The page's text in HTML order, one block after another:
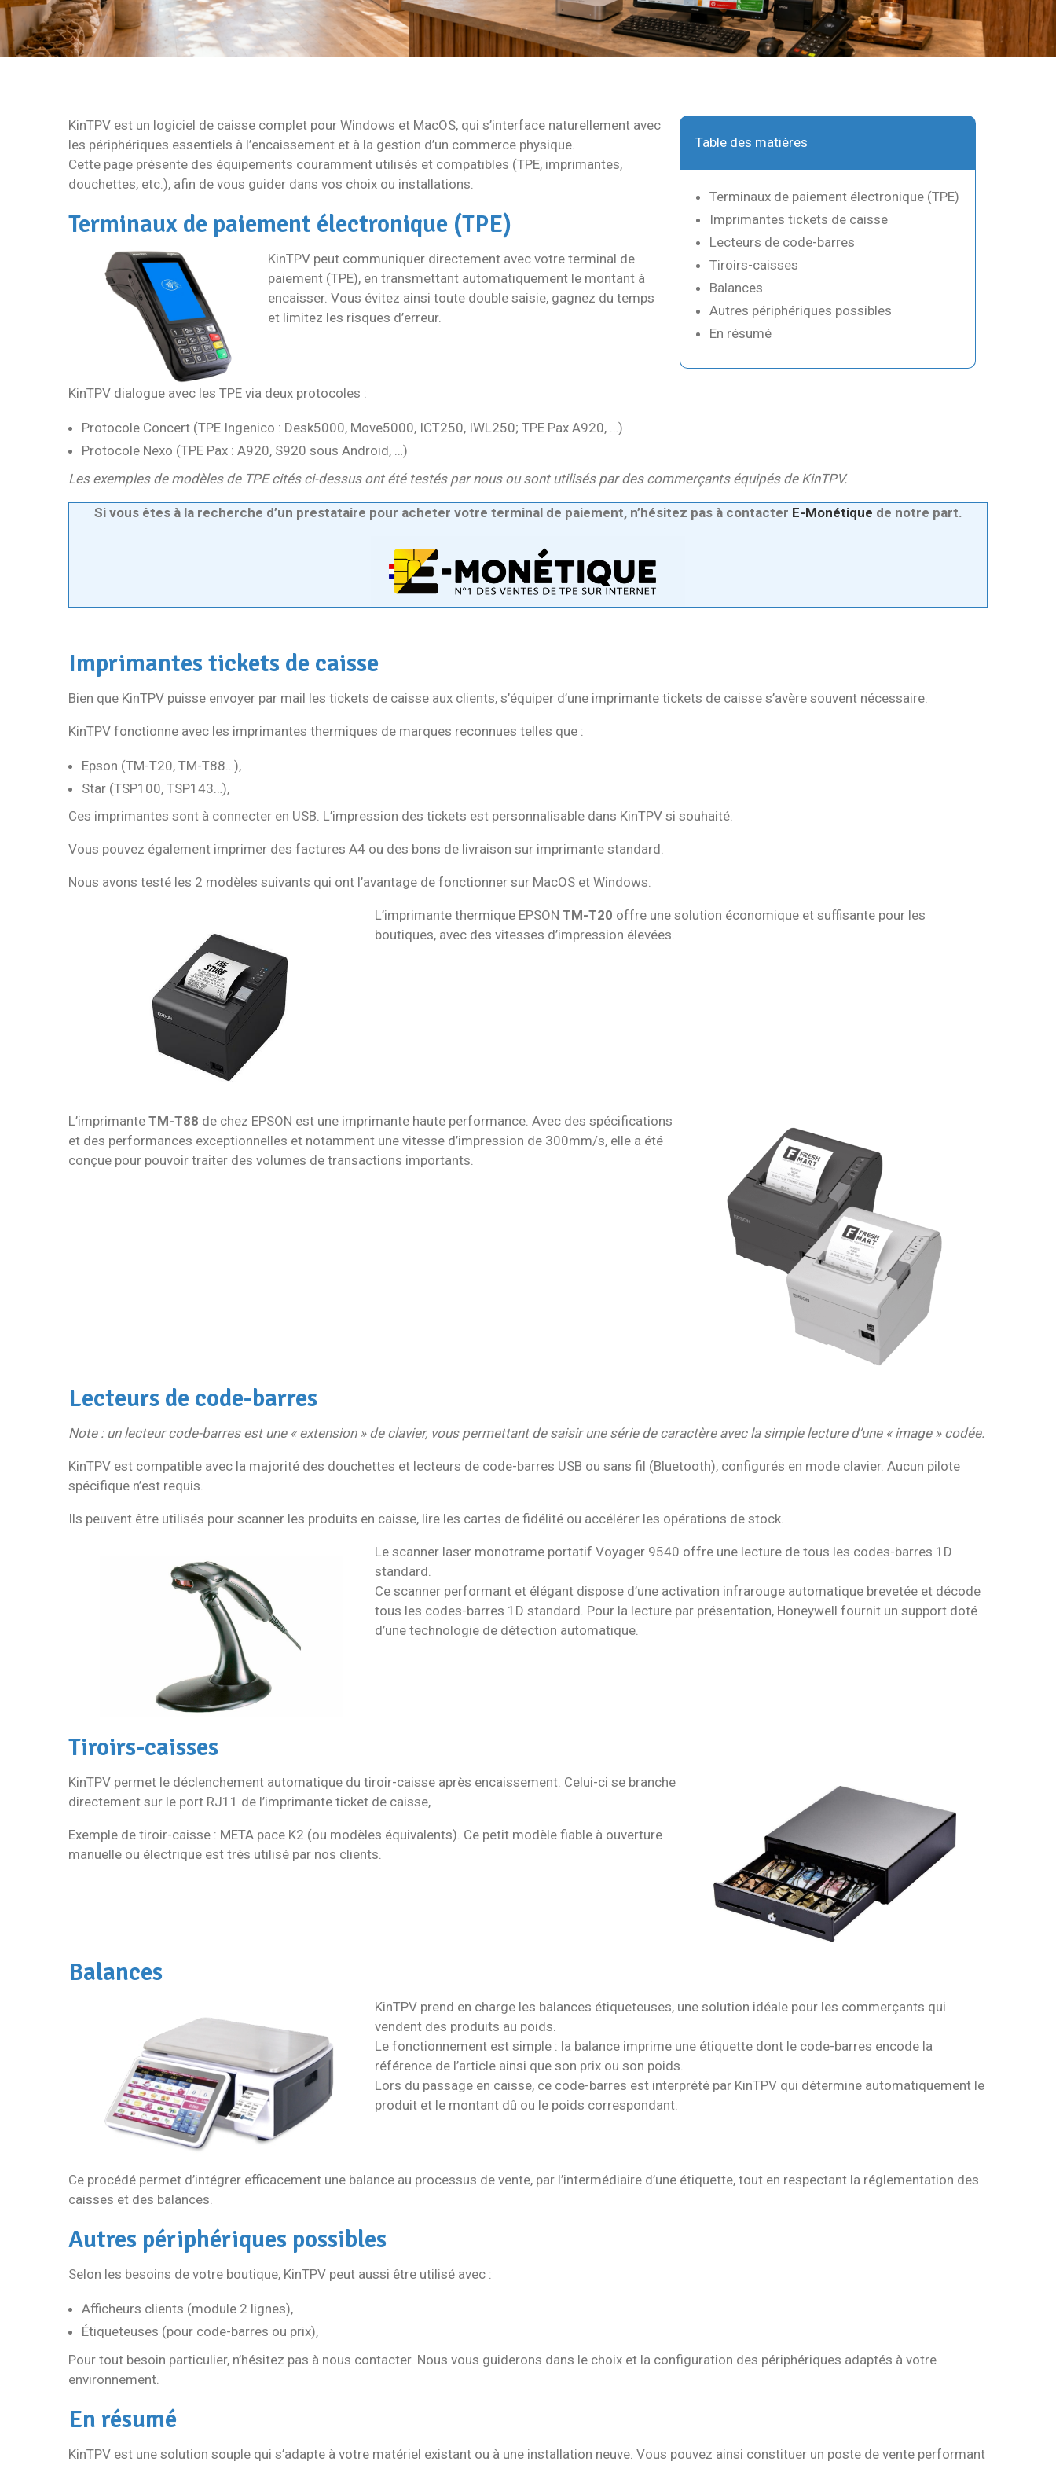
Table of Contents
Terminaux de paiement électronique (TPE)
Imprimantes tickets de caisse
Lecteurs de code-barres
Tiroirs-caisses
Balances
Autres périphériques possibles
En résumé
KinTPV est un logiciel de caisse complet pour Windows et MacOS, qui s’interface naturellement avec
les périphériques essentiels à l’encaissement et à la gestion d’un commerce physique.
Cette page présente des équipements couramment utilisés et compatibles (TPE, imprimantes,
douchettes, etc.), afin de vous guider dans vos choix ou installations.
Terminaux de paiement électronique (TPE)
KinTPV peut communiquer directement avec votre terminal de
paiement (TPE), en transmettant automatiquement le montant à
encaisser. Vous évitez ainsi toute double saisie, gagnez du temps
et limitez les risques d’erreur.
KinTPV dialogue avec les TPE via deux protocoles :
Protocole Concert (TPE Ingenico : Desk5000, Move5000, ICT250, IWL250; TPE Pax A920, …)
Protocole Nexo (TPE Pax : A920, S920 sous Android, …)
Les exemples de modèles de TPE cités ci-dessus ont été testés par nous ou sont utilisés par des commerçants équipés de KinTPV.
Si vous êtes à la recherche d’un prestataire pour acheter votre terminal de paiement, n’hésitez pas à contacter E-Monétique de notre part.
Imprimantes tickets de caisse
Bien que KinTPV puisse envoyer par mail les tickets de caisse aux clients, s’équiper d’une imprimante tickets de caisse s’avère souvent nécessaire.
KinTPV fonctionne avec les imprimantes thermiques de marques reconnues telles que :
Epson (TM-T20, TM-T88…),
Star (TSP100, TSP143…),
Ces imprimantes sont à connecter en USB. L’impression des tickets est personnalisable dans KinTPV si souhaité.
Vous pouvez également imprimer des factures A4 ou des bons de livraison sur imprimante standard.
Nous avons testé les 2 modèles suivants qui ont l’avantage de fonctionner sur MacOS et Windows.
L’imprimante thermique EPSON TM-T20 offre une solution économique et suffisante pour les
boutiques, avec des vitesses d’impression élevées.
L’imprimante TM-T88 de chez EPSON est une imprimante haute performance. Avec des spécifications
et des performances exceptionnelles et notamment une vitesse d’impression de 300mm/s, elle a été
conçue pour pouvoir traiter des volumes de transactions importants.
Lecteurs de code-barres
Note : un lecteur code-barres est une « extension » de clavier, vous permettant de saisir une série de caractère avec la simple lecture d’une « image » codée.
KinTPV est compatible avec la majorité des douchettes et lecteurs de code-barres USB ou sans fil (Bluetooth), configurés en mode clavier. Aucun pilote
spécifique n’est requis.
Ils peuvent être utilisés pour scanner les produits en caisse, lire les cartes de fidélité ou accélérer les opérations de stock.
Le scanner laser monotrame portatif Voyager 9540 offre une lecture de tous les codes-barres 1D
standard.
Ce scanner performant et élégant dispose d’une activation infrarouge automatique brevetée et décode
tous les codes-barres 1D standard. Pour la lecture par présentation, Honeywell fournit un support doté
d’une technologie de détection automatique.
Tiroirs-caisses
KinTPV permet le déclenchement automatique du tiroir-caisse après encaissement. Celui-ci se branche
directement sur le port RJ11 de l’imprimante ticket de caisse,
Exemple de tiroir-caisse : META pace K2 (ou modèles équivalents). Ce petit modèle fiable à ouverture
manuelle ou électrique est très utilisé par nos clients.
Balances
KinTPV prend en charge les balances étiqueteuses, une solution idéale pour les commerçants qui
vendent des produits au poids.
Le fonctionnement est simple : la balance imprime une étiquette dont le code-barres encode la
référence de l’article ainsi que son prix ou son poids.
Lors du passage en caisse, ce code-barres est interprété par KinTPV qui détermine automatiquement le
produit et le montant dû ou le poids correspondant.
Ce procédé permet d’intégrer efficacement une balance au processus de vente, par l’intermédiaire d’une étiquette, tout en respectant la réglementation des
caisses et des balances.
Autres périphériques possibles
Selon les besoins de votre boutique, KinTPV peut aussi être utilisé avec :
Afficheurs clients (module 2 lignes),
Étiqueteuses (pour code-barres ou prix),
Pour tout besoin particulier, n’hésitez pas à nous contacter. Nous vous guiderons dans le choix et la configuration des périphériques adaptés à votre
environnement.
En résumé
KinTPV est une solution souple qui s’adapte à votre matériel existant ou à une installation neuve. Vous pouvez ainsi constituer un poste de vente performant